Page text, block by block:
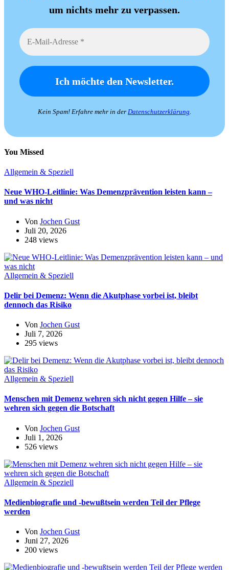
um nichts mehr zu verpassen.
Kein Spam! Erfahre mehr in der Datenschutzerklärung
You Missed
Allgemein & Speziell
Neue WHO-Leitlinie: Was Demenzprävention leisten kann –
und was nicht
Von Jochen Gust
Juli 20, 2026
248 views
Allgemein & Speziell
Delir bei Demenz: Wenn die Akutphase vorbei ist, bleibt
dennoch das Risiko
Von Jochen Gust
Juli 7, 2026
295 views
Allgemein & Speziell
Menschen mit Demenz wehren sich nicht gegen Hilfe – sie
wehren sich gegen die Botschaft
Von Jochen Gust
Juli 1, 2026
526 views
Allgemein & Speziell
Medienbiografie und -bewußtsein werden Teil der Pflege
werden
Von Jochen Gust
Juni 27, 2026
200 views